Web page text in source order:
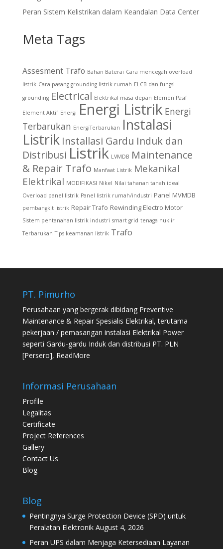
Peran Sistem Kelistrikan dalam Keandalan Data Center
Meta Tags
Assesment Trafo Bahan Baterai Cara mencegah overload
listrik Cara pasang grounding listrik rumah ELCB dan fungsi
grounding Electrical Elektrikal masa depan Elemen Pasif
Element Aktif Energi Energi Listrik Energi
Terbarukan EnergiTerbarukan Instalasi
Listrik Installasi Gardu Induk dan
Distribusi Listrik LVMDB Maintenance
& Repair Trafo Manfaat Listrik Mekanikal
Elektrikal MODIFIKASI Nikel Nilai tahanan tanah ideal
Overload panel listrik Panel listrik rumah/industri Panel MVMDB
pembangkit listrik Repair Trafo Rewinding Electro Motor
Sistem pentanahan listrik industri smart grid tenaga nuklir
Terbarukan Tips keamanan listrik Trafo
PT. Pimurho
Perusahaan yang bergerak dibidang Preventive
Maintenance & Repair Spesialis Elektrikal, terutama
pekerjaan / pemasangan instalasi Elektrikal Power
seperti Gardu-gardu Induk dan distribusi PT. PLN
[Persero], ReadMore
Informasi Perusahaan
Profile
Legalitas
Certificate
Project References
Gallery
Contact Us
Blog
Blog
Pentingnya Surge Protection Device (SPD) untuk
Peralatan Elektronik August 4, 2026
Peran UPS dalam Menjaga Ketersediaan Layanan